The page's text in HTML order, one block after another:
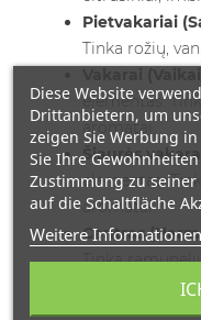
Pietvakariai
Tinka rožių,
elementas.
aromatai.
Šiaurės
elementas.
aromatai.
Centras
Tinka
Kaip naudoti bagua
Diese Website
Drittanbietern, um
zeigen Sie Werbung
Sie Ihre
Zustimmung zu seiner
auf die Schaltfläche
Weitere Informationen